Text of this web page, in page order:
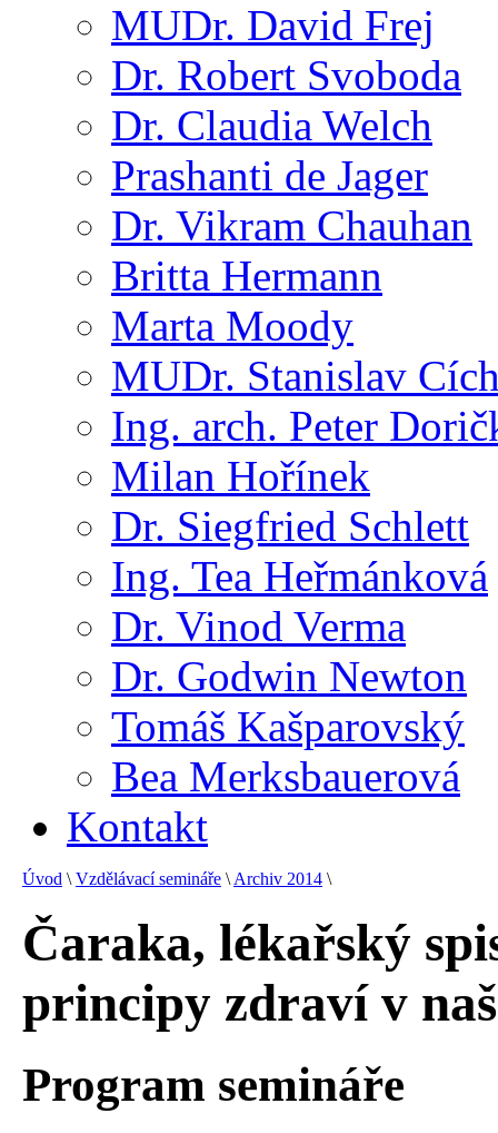
MUDr. David Frej
Dr. Robert Svoboda
Dr. Claudia Welch
Prashanti de Jager
Dr. Vikram Chauhan
Britta Hermann
Marta Moody
MUDr. Stanislav
Ing. arch. Peter
Milan Hořínek
Dr. Siegfried Schlett
Ing. Tea Heřmánková
Dr. Vinod Verma
Dr. Godwin Newton
Tomáš Kašparovský
Bea Merksbauerová
Kontakt
Úvod \ Vzdělávací semináře \ Archiv 2014 \
Čaraka, lékařský
principy zdraví v
Program semináře